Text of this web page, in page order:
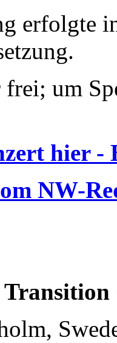
erfolgte
um
hier -
NW-